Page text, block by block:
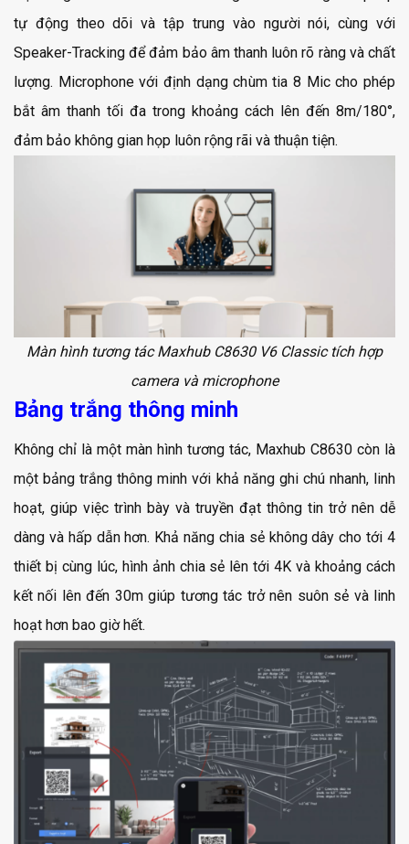
tự động theo dõi và tập trung vào người nói, cùng với
Speaker-Tracking để đảm bảo âm thanh luôn rõ ràng và chất
lượng. Microphone với định dạng chùm tia 8 Mic cho phép
bắt âm thanh tối đa trong khoảng cách lên đến 8m/180°,
đảm bảo không gian họp luôn rộng rãi và thuận tiện.
Màn hình tương tác Maxhub C8630 V6 Classic tích hợp
camera và microphone
Bảng trắng thông minh
Không chỉ là một màn hình tương tác, Maxhub C8630 còn là
một bảng trắng thông minh với khả năng ghi chú nhanh, linh
hoạt, giúp việc trình bày và truyền đạt thông tin trở nên dễ
dàng và hấp dẫn hơn. Khả năng chia sẻ không dây cho tới 4
thiết bị cùng lúc, hình ảnh chia sẻ lên tới 4K và khoảng cách
kết nối lên đến 30m giúp tương tác trở nên suôn sẻ và linh
hoạt hơn bao giờ hết.